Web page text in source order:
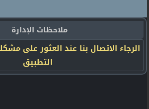
ملاحظات الإدارة
الرجاء الاتصال بنا عند العثور على
التطبيق